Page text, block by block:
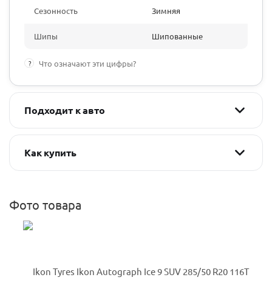
Сезонность Зимняя
Шипы Шипованные
? Что означают эти цифры?
Подходит к авто
Как купить
Фото товара